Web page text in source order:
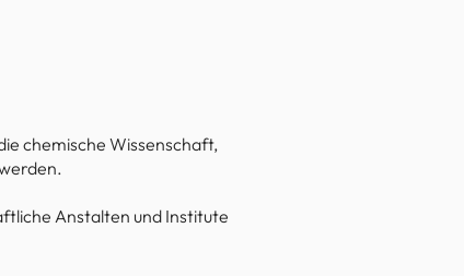
chemische Wissenschaft,
Anstalten und Institute